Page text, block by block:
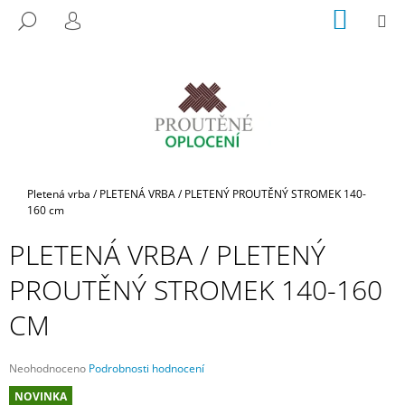
HLEDAT
PŘIHLÁŠENÍ KOŠÍK
Domů
Pletená vrba / PLETENÁ VRBA / PLETENÝ PROUTĚNÝ STROMEK 140-
160 cm
PLETENÁ VRBA / PLETENÝ
PROUTĚNÝ STROMEK 140-160
CM
Průměrné
hodnocení
produktu
Neohodnoceno Podrobnosti hodnocení
NOVINKA
T
Ř
E
B
U
J
E
E